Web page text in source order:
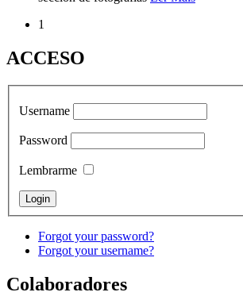
1
ACCESO
Username
Password
Lembrarme
Forgot your password?
Forgot your username?
Colaboradores